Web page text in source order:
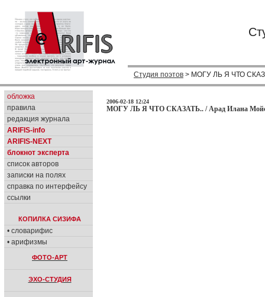
Студия поэтов > МОГУ ЛЬ Я ЧТО
обложка
правила
редакция журнала
ARIFIS-info
ARIFIS-NEXT
блокнот эксперта
список авторов
записки на полях
справка по интерфейсу
ссылки
КОПИЛКА СИЗИФА
• словарифис
• арифизмы
ФОТО-АРТ
ЭХО-СТУДИЯ
2006-02-18 12:24
МОГУ ЛЬ Я ЧТО СКАЗАТЬ.. / Арад Илана